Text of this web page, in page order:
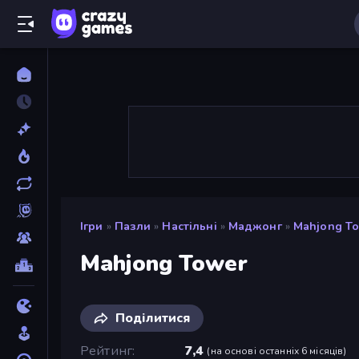
Ігри » Пазли » Настільні » Маджонг » Mahjong
Mahjong Tower
Поділитися
Рейтинг
7,4 (на основі останніх 6 місяців)